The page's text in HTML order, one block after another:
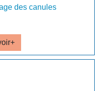
des canules